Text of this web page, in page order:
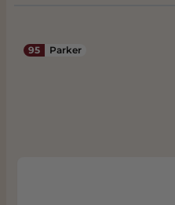
openmaken) maar
jaar worden opgelegd.
95 Parker